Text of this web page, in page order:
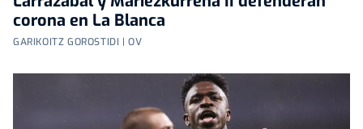
corona en La Blanca
GARIKOITZ GOROSTIDI | OV